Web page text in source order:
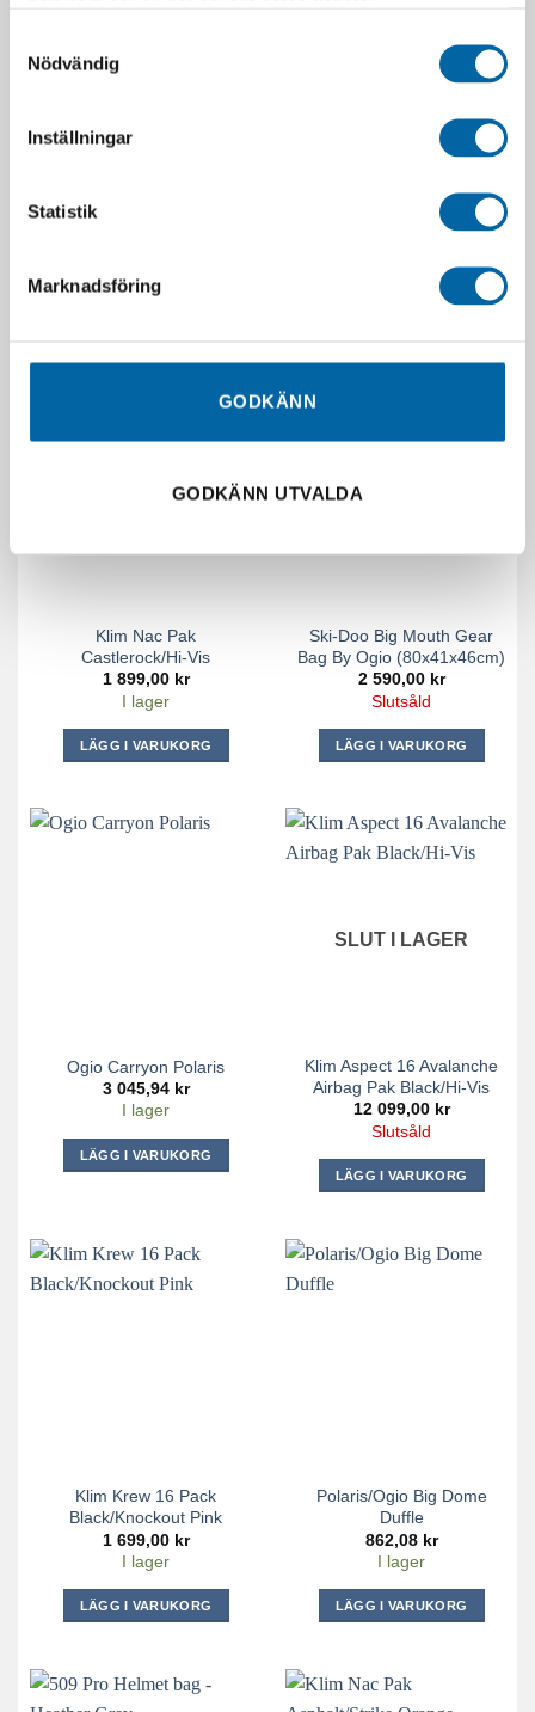
Nödvändig
Inställningar
Statistik
Marknadsföring
GODKÄNN
GODKÄNN UTVALDA
Klim Nac Pak
Castlerock/Hi-Vis
1 899,00 kr
I lager
LÄGG I VARUKORG
Ski-Doo Big Mouth Gear
Bag By Ogio (80x41x46cm)
2 590,00 kr
Slutsåld
LÄGG I VARUKORG
Ogio Carryon Polaris
3 045,94 kr
I lager
LÄGG I VARUKORG
SLUT I LAGER
Klim Aspect 16 Avalanche
Airbag Pak Black/Hi-Vis
12 099,00 kr
Slutsåld
LÄGG I VARUKORG
Klim Krew 16 Pack
Black/Knockout Pink
1 699,00 kr
I lager
LÄGG I VARUKORG
Polaris/Ogio Big Dome
Duffle
862,08 kr
I lager
LÄGG I VARUKORG